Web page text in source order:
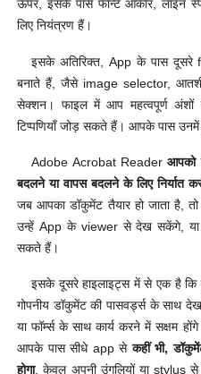
ऊपर, इसके पास फॉन्ट आकार, लाइन
लिए नियंत्रण हैं।
इसके अतिरिक्त, App के पास
बनाते हैं, जैसे image selector, आतशी
सेक्शन। फाइल में आप महत्वपूर्ण
टिप्पणियाँ जोड़ सकते हैं। आपके पास उनमें
Adobe Acrobat Readerआपको
बदलने या वापस बदलने के लिए निर्यात
जब आपका डॉकुमेंट तैयार हो जाता है,
उन्हें App के viewer से देख सकेंगे,
सकते हैं।
इसके दूसरे हाइलाइट्स में से एक है
गोपनीय डॉकुमेंट की पासवर्ड्स के साथ
या फॉर्म्स के साथ कार्य करने में सक्षम
आपके पास सीधे app सेकहीं भी,
होगा. केवल अपनी उंगलियों या stylus से